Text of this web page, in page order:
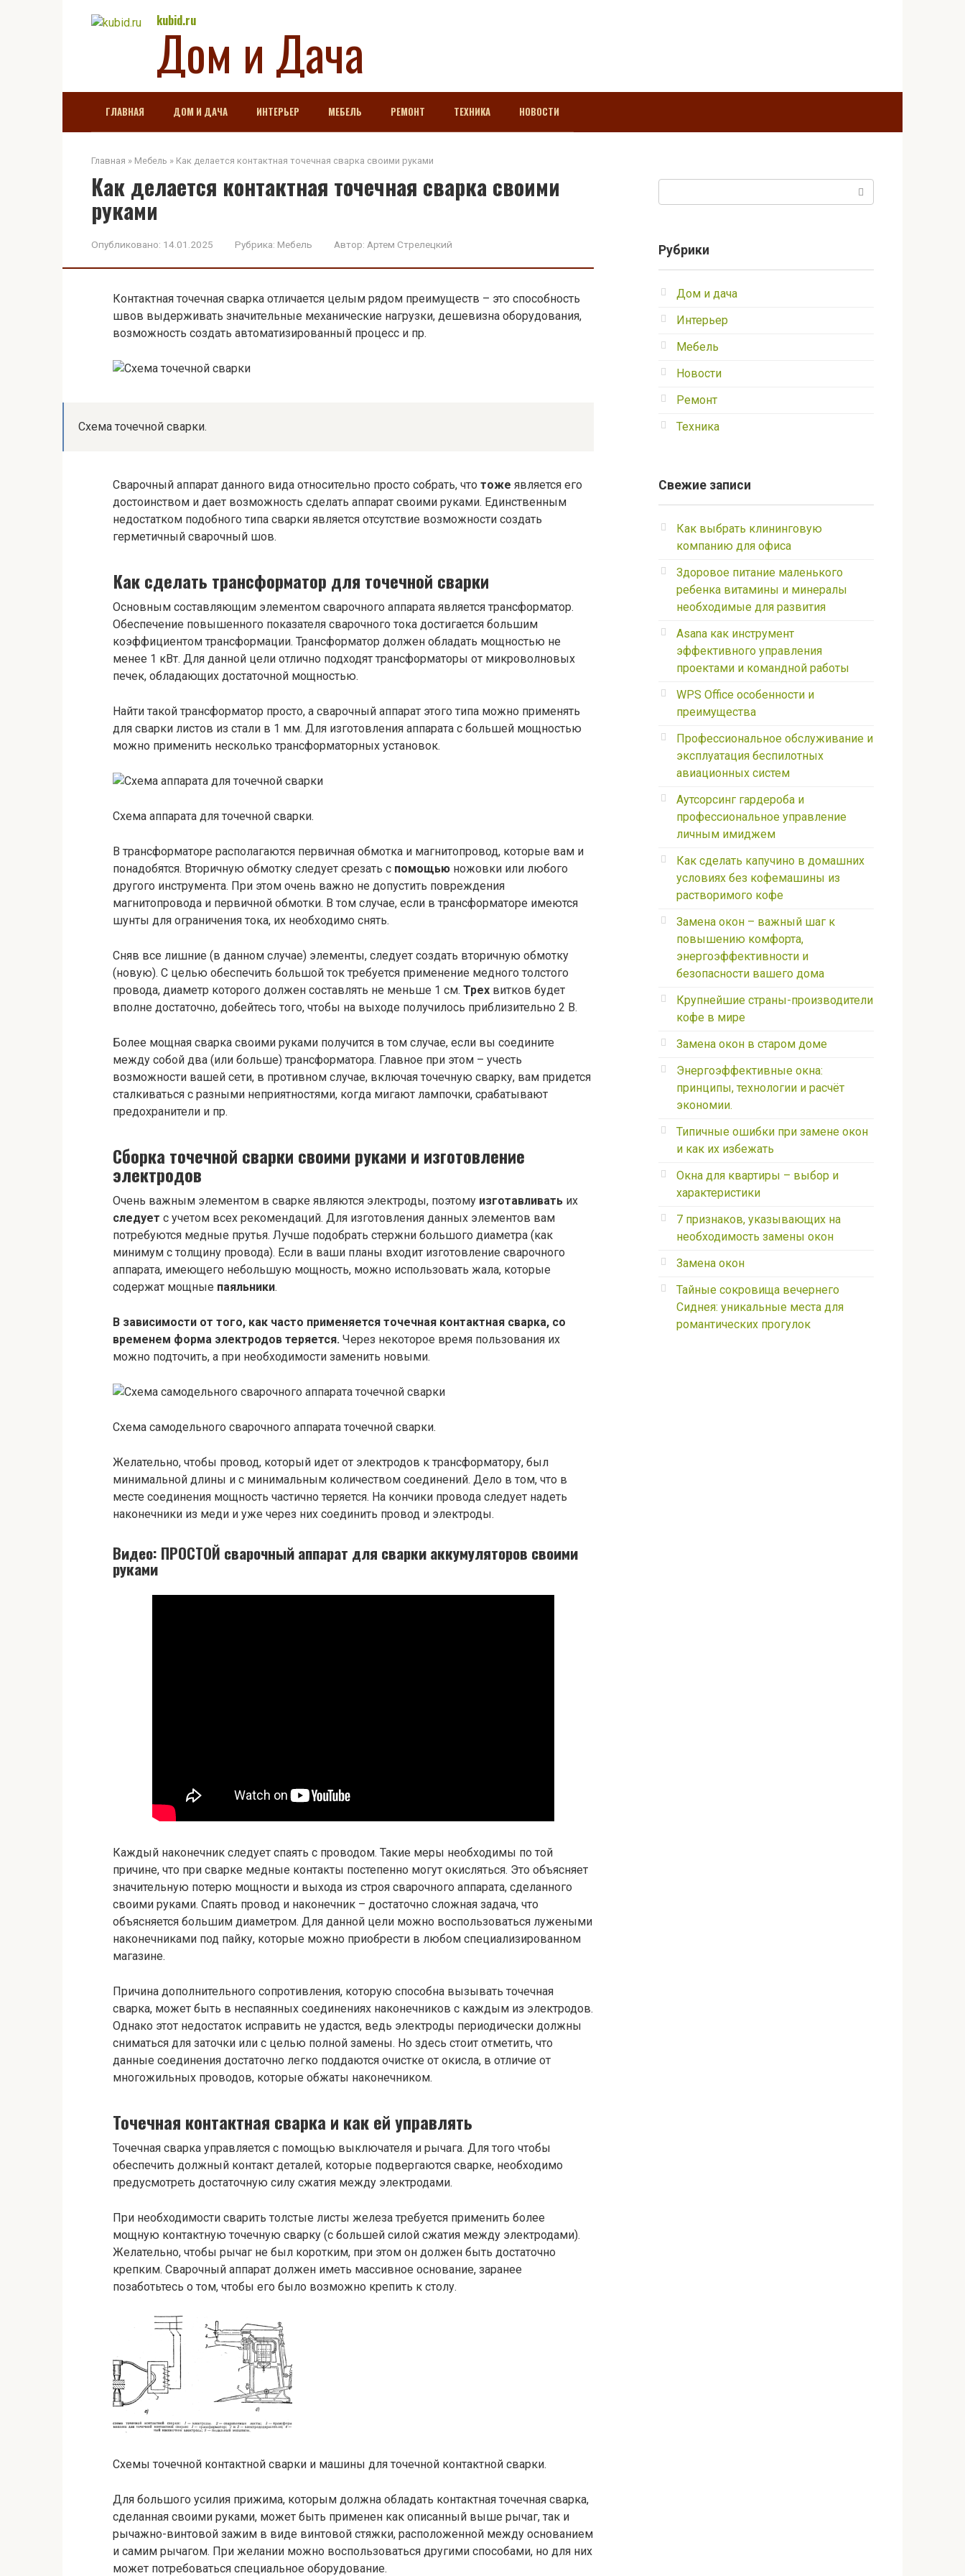
kubid.ru
Дом и Дача
ГЛАВНАЯ ДОМ И ДАЧА ИНТЕРЬЕР МЕБЕЛЬ РЕМОНТ ТЕХНИКА НОВОСТИ
Главная » Мебель » Как делается контактная точечная сварка своими руками
Как делается контактная точечная сварка своими
руками
Опубликовано: 14.01.2025 Рубрика: Мебель Автор: Артем Стрелецкий
Контактная точечная сварка отличается целым рядом преимуществ – это способность
швов выдерживать значительные механические нагрузки, дешевизна оборудования,
возможность создать автоматизированный процесс и пр.
Схема точечной сварки.
Сварочный аппарат данного вида относительно просто собрать, что тоже является его
достоинством и дает возможность сделать аппарат своими руками. Единственным
недостатком подобного типа сварки является отсутствие возможности создать
герметичный сварочный шов.
Как сделать трансформатор для точечной сварки
Основным составляющим элементом сварочного аппарата является трансформатор.
Обеспечение повышенного показателя сварочного тока достигается большим
коэффициентом трансформации. Трансформатор должен обладать мощностью не
менее 1 кВт. Для данной цели отлично подходят трансформаторы от микроволновых
печек, обладающих достаточной мощностью.
Найти такой трансформатор просто, а сварочный аппарат этого типа можно применять
для сварки листов из стали в 1 мм. Для изготовления аппарата с большей мощностью
можно применить несколько трансформаторных установок.
Схема аппарата для точечной сварки.
В трансформаторе располагаются первичная обмотка и магнитопровод, которые вам и
понадобятся. Вторичную обмотку следует срезать с помощью ножовки или любого
другого инструмента. При этом очень важно не допустить повреждения
магнитопровода и первичной обмотки. В том случае, если в трансформаторе имеются
шунты для ограничения тока, их необходимо снять.
Сняв все лишние (в данном случае) элементы, следует создать вторичную обмотку
(новую). С целью обеспечить большой ток требуется применение медного толстого
провода, диаметр которого должен составлять не меньше 1 см. Трех витков будет
вполне достаточно, добейтесь того, чтобы на выходе получилось приблизительно 2 В.
Более мощная сварка своими руками получится в том случае, если вы соедините
между собой два (или больше) трансформатора. Главное при этом – учесть
возможности вашей сети, в противном случае, включая точечную сварку, вам придется
сталкиваться с разными неприятностями, когда мигают лампочки, срабатывают
предохранители и пр.
Сборка точечной сварки своими руками и изготовление
электродов
Очень важным элементом в сварке являются электроды, поэтому изготавливать их
следует с учетом всех рекомендаций. Для изготовления данных элементов вам
потребуются медные прутья. Лучше подобрать стержни большого диаметра (как
минимум с толщину провода). Если в ваши планы входит изготовление сварочного
аппарата, имеющего небольшую мощность, можно использовать жала, которые
содержат мощные паяльники.
В зависимости от того, как часто применяется точечная контактная сварка, со
временем форма электродов теряется. Через некоторое время пользования их
можно подточить, а при необходимости заменить новыми.
Схема самодельного сварочного аппарата точечной сварки.
Желательно, чтобы провод, который идет от электродов к трансформатору, был
минимальной длины и с минимальным количеством соединений. Дело в том, что в
месте соединения мощность частично теряется. На кончики провода следует надеть
наконечники из меди и уже через них соединить провод и электроды.
Видео: ПРОСТОЙ сварочный аппарат для сварки аккумуляторов своими
руками
Каждый наконечник следует спаять с проводом. Такие меры необходимы по той
причине, что при сварке медные контакты постепенно могут окисляться. Это объясняет
значительную потерю мощности и выхода из строя сварочного аппарата, сделанного
своими руками. Спаять провод и наконечник – достаточно сложная задача, что
объясняется большим диаметром. Для данной цели можно воспользоваться лужеными
наконечниками под пайку, которые можно приобрести в любом специализированном
магазине.
Причина дополнительного сопротивления, которую способна вызывать точечная
сварка, может быть в неспаянных соединениях наконечников с каждым из электродов.
Однако этот недостаток исправить не удастся, ведь электроды периодически должны
сниматься для заточки или с целью полной замены. Но здесь стоит отметить, что
данные соединения достаточно легко поддаются очистке от окисла, в отличие от
многожильных проводов, которые обжаты наконечником.
Точечная контактная сварка и как ей управлять
Точечная сварка управляется с помощью выключателя и рычага. Для того чтобы
обеспечить должный контакт деталей, которые подвергаются сварке, необходимо
предусмотреть достаточную силу сжатия между электродами.
При необходимости сварить толстые листы железа требуется применить более
мощную контактную точечную сварку (с большей силой сжатия между электродами).
Желательно, чтобы рычаг не был коротким, при этом он должен быть достаточно
крепким. Сварочный аппарат должен иметь массивное основание, заранее
позаботьтесь о том, чтобы его было возможно крепить к столу.
Схемы точечной контактной сварки и машины для точечной контактной сварки.
Для большого усилия прижима, которым должна обладать контактная точечная сварка,
сделанная своими руками, может быть применен как описанный выше рычаг, так и
рычажно-винтовой зажим в виде винтовой стяжки, расположенной между основанием
и самим рычагом. При желании можно воспользоваться другими способами, но для них
может потребоваться специальное оборудование.
Рубрики
Дом и дача
Интерьер
Мебель
Новости
Ремонт
Техника
Свежие записи
Как выбрать клининговую
компанию для офиса
Здоровое питание маленького
ребенка витамины и минералы
необходимые для развития
Asana как инструмент
эффективного управления
проектами и командной работы
WPS Office особенности и
преимущества
Профессиональное обслуживание и
эксплуатация беспилотных
авиационных систем
Аутсорсинг гардероба и
профессиональное управление
личным имиджем
Как сделать капучино в домашних
условиях без кофемашины из
растворимого кофе
Замена окон – важный шаг к
повышению комфорта,
энергоэффективности и
безопасности вашего дома
Крупнейшие страны-производители
кофе в мире
Замена окон в старом доме
Энергоэффективные окна:
принципы, технологии и расчёт
экономии.
Типичные ошибки при замене окон
и как их избежать
Окна для квартиры – выбор и
характеристики
7 признаков, указывающих на
необходимость замены окон
Замена окон
Тайные сокровища вечернего
Сиднея: уникальные места для
романтических прогулок